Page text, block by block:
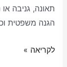
תאונה, גניבה
הגנה משפטית
לקריאה »